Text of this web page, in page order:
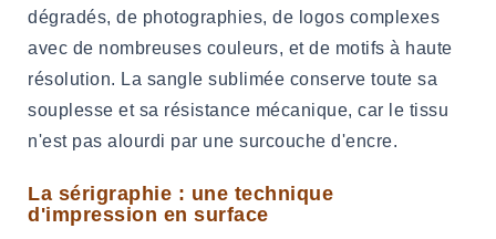
dégradés, de photographies, de logos complexes
avec de nombreuses couleurs, et de motifs à haute
résolution. La sangle sublimée conserve toute sa
souplesse et sa résistance mécanique, car le tissu
n'est pas alourdi par une surcouche d'encre.
La sérigraphie : une technique
d'impression en surface